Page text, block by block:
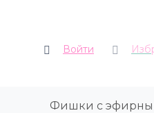
Войти
Фишки с